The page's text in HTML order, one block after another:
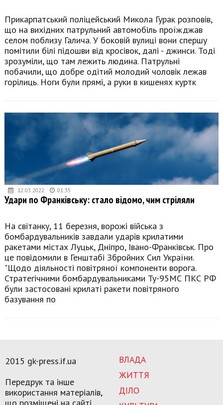
Прикарпатський поліцейський Микола Гурак розповів,
що на вихідних патрульний автомобіль проїжджав
селом поблизу Галича. У боковій вулиці вони спершу
помітили білі підошви від кросівок, далі - джинси. Тоді
зрозуміли, що там лежить людина. Патрульні
побачили, що добре одітий молодий чоловік лежав
горілиць. Ноги були прямі, а руки в кишенях куртк
12.03.2022 01:35
Удари по Франківську: стало відомо, чим стріляли
На світанку, 11 березня, ворожі війська з
бомбардувальників завдали ударів крилатими
ракетами містах Луцьк, Дніпро, Івано-Франківськ. Про
це повідомили в Генштабі Збройних Сил України.
"Щодо діяльності повітряної компоненти ворога.
Стратегічними бомбардувальниками Ту-95МС ПКС РФ
були застосовані крилаті ракети повітряного
базування по
ВЛАДА
ЖИТТЯ
ДІЛО
2015 gk-press.if.ua
Передрук та інше
використання матеріалів,